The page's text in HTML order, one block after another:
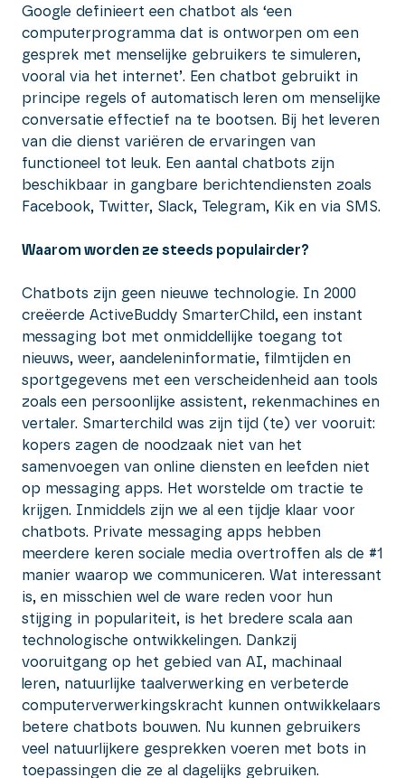
Google definieert een chatbot als ‘een
computerprogramma dat is ontworpen om een
gesprek met menselijke gebruikers te simuleren,
vooral via het internet’. Een chatbot gebruikt in
principe regels of automatisch leren om menselijke
conversatie effectief na te bootsen. Bij het leveren
van die dienst variëren de ervaringen van
functioneel tot leuk. Een aantal chatbots zijn
beschikbaar in gangbare berichtendiensten zoals
Facebook, Twitter, Slack, Telegram, Kik en via SMS.
Waarom worden ze steeds populairder?
Chatbots zijn geen nieuwe technologie. In 2000
creëerde ActiveBuddy SmarterChild, een instant
messaging bot met onmiddellijke toegang tot
nieuws, weer, aandeleninformatie, filmtijden en
sportgegevens met een verscheidenheid aan tools
zoals een persoonlijke assistent, rekenmachines en
vertaler. Smarterchild was zijn tijd (te) ver vooruit:
kopers zagen de noodzaak niet van het
samenvoegen van online diensten en leefden niet
op messaging apps. Het worstelde om tractie te
krijgen. Inmiddels zijn we al een tijdje klaar voor
chatbots. Private messaging apps hebben
meerdere keren sociale media overtroffen als de #1
manier waarop we communiceren. Wat interessant
is, en misschien wel de ware reden voor hun
stijging in populariteit, is het bredere scala aan
technologische ontwikkelingen. Dankzij
vooruitgang op het gebied van AI, machinaal
leren, natuurlijke taalverwerking en verbeterde
computerverwerkingskracht kunnen ontwikkelaars
betere chatbots bouwen. Nu kunnen gebruikers
veel natuurlijkere gesprekken voeren met bots in
toepassingen die ze al dagelijks gebruiken.